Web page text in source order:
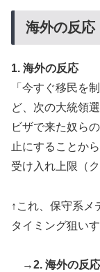
海外の反応
1. 海外の反応
「今すぐ移民を
ど、次の大統領
ビザで来た奴ら
止にすることか
受け入れ上限（
↑これ、保守系メ
タイミング狙いす
→2. 海外の反応